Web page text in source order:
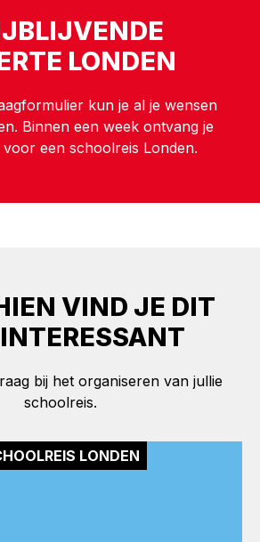
LONDEN
kun je al je wensen
Binnen een week ontvang je
een schoolreis Londen.
VIND JE DIT
bij het organiseren van jullie
schoolreis.
LONDEN